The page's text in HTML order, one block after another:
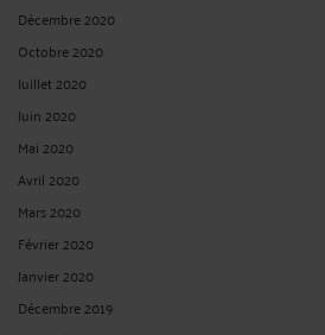
Décembre 2020
Octobre 2020
Juillet 2020
Juin 2020
Mai 2020
Avril 2020
Mars 2020
Février 2020
Janvier 2020
Décembre 2019